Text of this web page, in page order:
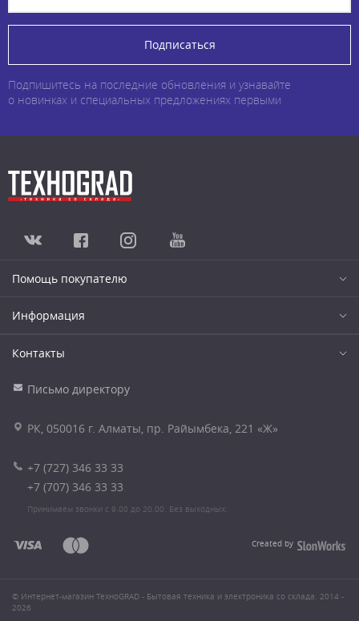
Подписаться
Подпишитесь на последние обновления и узнавайте
о новинках и специальных предложениях первыми
Помощь покупателю
Информация
Контакты
Письмо директору
РК, 050016 г. Алматы, пр. Райымбека, 221 «Ж»
+7 (727) 346 33 33
+7 (707) 346 33 33
Принимаем звонки с 9.00 до 20.00. Без выходных.
Created by
© Интернет-магазин ТехноGRAD - Бытовая техника и электроника со склада. 2014 -
2026